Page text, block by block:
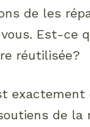
de les
Est-ce
réutilisée?
exactement
de la